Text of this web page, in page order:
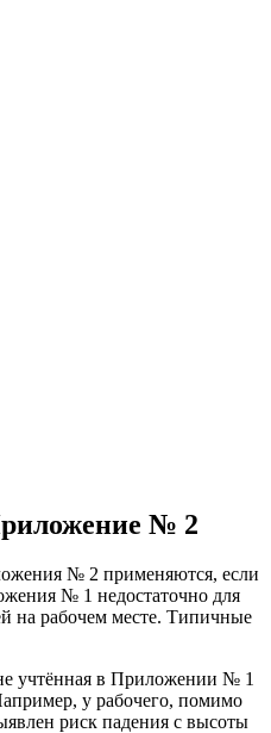
№ 2
№ 2 применяются, если
№ 1 недостаточно для
на рабочем месте. Типичные
учтённая в Приложении № 1
у рабочего, помимо
риск падения с высоты